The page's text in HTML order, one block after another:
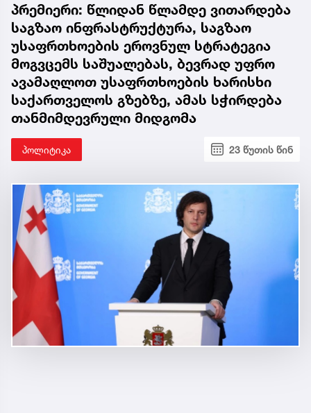
პრემიერი: წლიდან წლამდე ვითარდება
საგზაო ინფრასტრუქტურა, საგზაო
უსაფრთხოების ეროვნულ სტრატეგია
მოგვცემს საშუალებას, ბევრად უფრო
ავამაღლოთ უსაფრთხოების ხარისხი
საქართველოს გზებზე, ამას სჭირდება
თანმიმდევრული მიდგომა
პოლიტიკა 23 წუთის წინ